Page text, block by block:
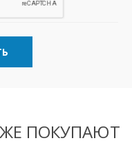
ПОКУПАЮТ